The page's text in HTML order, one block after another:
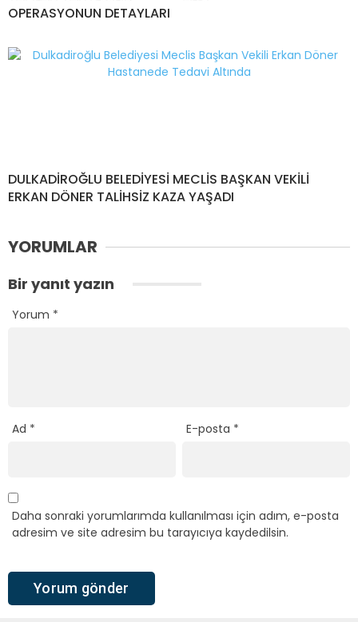
OPERASYONUN DETAYLARI
DULKADİROĞLU BELEDİYESİ MECLİS BAŞKAN VEKİLİ
ERKAN DÖNER TALİHSİZ KAZA YAŞADI
YORUMLAR
Bir yanıt yazın
Yorum *
Ad * E-posta *
Daha sonraki yorumlarımda kullanılması için adım, e-posta
adresim ve site adresim bu tarayıcıya kaydedilsin.